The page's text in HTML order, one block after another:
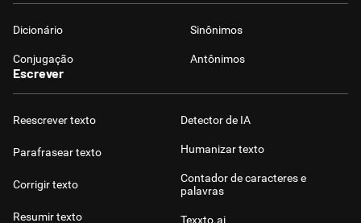
Dicionário Sinônimos
Conjugação Antônimos
Escrever
Reescrever texto
Parafrasear texto
Corrigir texto
Resumir texto
Detector de IA
Humanizar texto
Contador de caracteres e
palavras
Texxto.ai